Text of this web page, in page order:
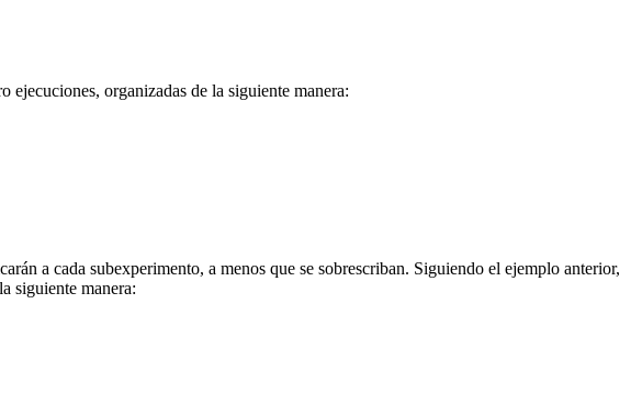
ejecuciones, organizadas de la siguiente manera:
a cada subexperimento, a menos que se sobrescriban. Siguiendo el ejemplo anterior,
siguiente manera: